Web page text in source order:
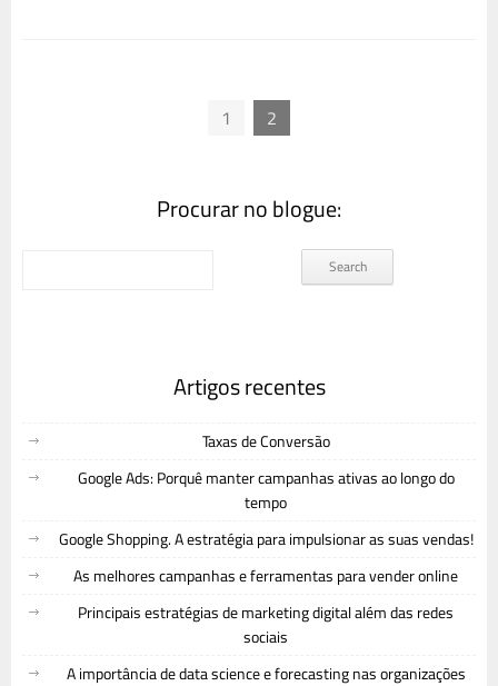
1 2
Procurar no blogue:
Artigos recentes
Taxas de Conversão
Google Ads: Porquê manter campanhas ativas ao longo do
tempo
Google Shopping. A estratégia para impulsionar as suas vendas!
As melhores campanhas e ferramentas para vender online
Principais estratégias de marketing digital além das redes
sociais
A importância de data science e forecasting nas organizações